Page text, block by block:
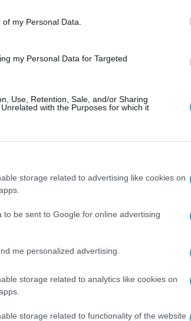
my Personal Data.
my Personal Data for Targeted
Use, Retention, Sale, and/or Sharing
with the Purposes for which it
storage related to advertising like cookies on
to be sent to Google for online advertising
me personalized advertising.
storage related to analytics like cookies on
storage related to functionality of the website